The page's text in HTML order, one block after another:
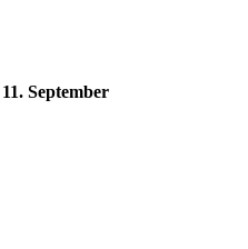
September